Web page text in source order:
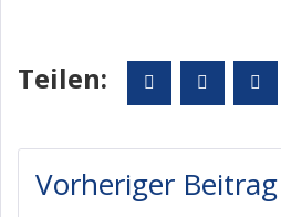
Teilen: FacebookTwitter
Vorheriger Beitrag